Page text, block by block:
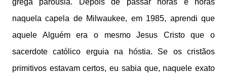
grega parousia. Depois de passar horas e horas
naquela capela de Milwaukee, em 1985, aprendi que
aquele Alguém era o mesmo Jesus Cristo que o
sacerdote católico erguia na hóstia. Se os cristãos
primitivos estavam certos, eu sabia que, naquele exato